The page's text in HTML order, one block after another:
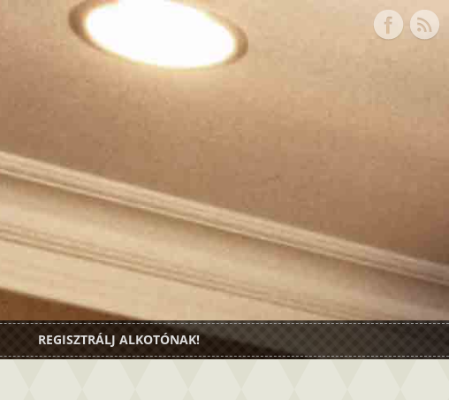
REGISZTRÁLJ ALKOTÓNAK!